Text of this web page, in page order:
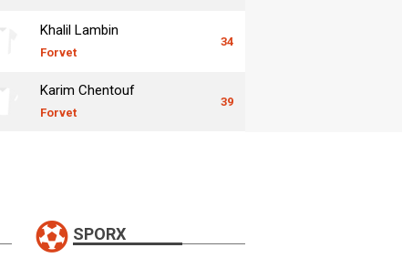
Khalil Lambin
Forvet
34
Karim Chentouf
Forvet
39
SPORX